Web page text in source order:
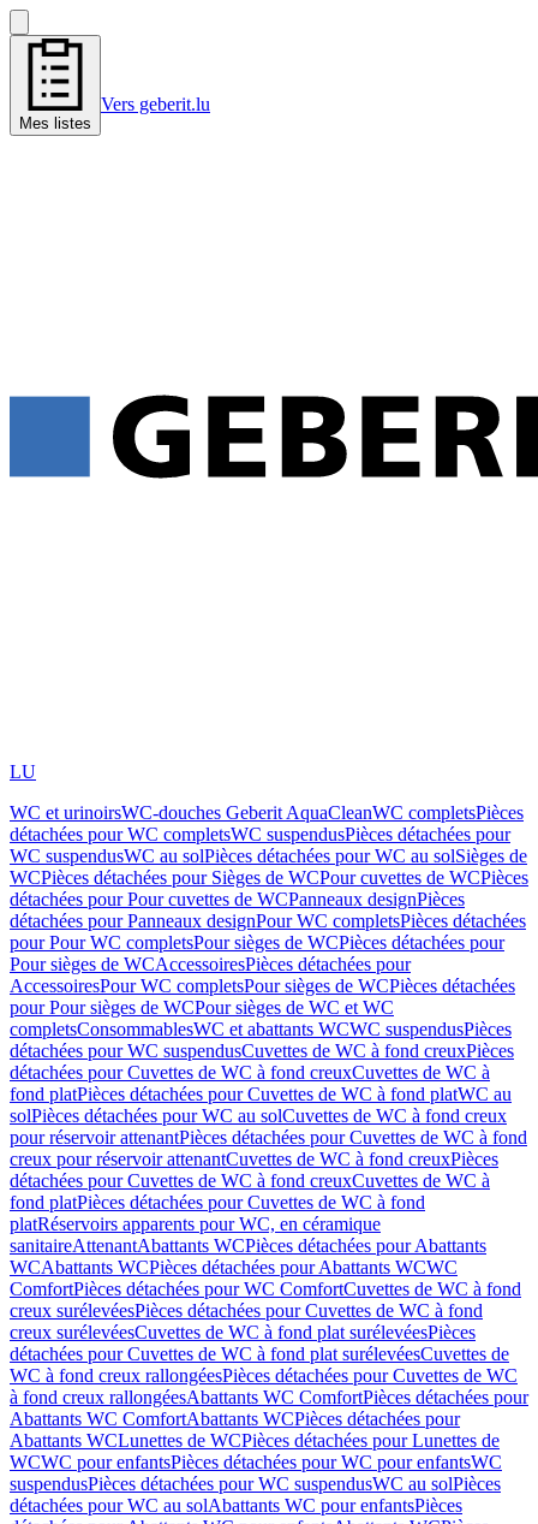
Mes listes
Vers geberit.lu
LU
WC et urinoirsWC-douches Geberit AquaCleanWC completsPièces
détachées pour WC completsWC suspendusPièces détachées pour
WC suspendusWC au solPièces détachées pour WC au solSièges de
WCPièces détachées pour Sièges de WCPour cuvettes de WCPièces
détachées pour Pour cuvettes de WCPanneaux designPièces
détachées pour Panneaux designPour WC completsPièces détachées
pour Pour WC completsPour sièges de WCPièces détachées pour
Pour sièges de WCAccessoiresPièces détachées pour
AccessoiresPour WC completsPour sièges de WCPièces détachées
pour Pour sièges de WCPour sièges de WC et WC
completsConsommablesWC et abattants WCWC suspendusPièces
détachées pour WC suspendusCuvettes de WC à fond creuxPièces
détachées pour Cuvettes de WC à fond creuxCuvettes de WC à
fond platPièces détachées pour Cuvettes de WC à fond platWC au
solPièces détachées pour WC au solCuvettes de WC à fond creux
pour réservoir attenantPièces détachées pour Cuvettes de WC à fond
creux pour réservoir attenantCuvettes de WC à fond creuxPièces
détachées pour Cuvettes de WC à fond creuxCuvettes de WC à
fond platPièces détachées pour Cuvettes de WC à fond
platRéservoirs apparents pour WC, en céramique
sanitaireAttenantAbattants WCPièces détachées pour Abattants
WCAbattants WCPièces détachées pour Abattants WCWC
ComfortPièces détachées pour WC ComfortCuvettes de WC à fond
creux surélevéesPièces détachées pour Cuvettes de WC à fond
creux surélevéesCuvettes de WC à fond plat surélevéesPièces
détachées pour Cuvettes de WC à fond plat surélevéesCuvettes de
WC à fond creux rallongéesPièces détachées pour Cuvettes de WC
à fond creux rallongéesAbattants WC ComfortPièces détachées pour
Abattants WC ComfortAbattants WCPièces détachées pour
Abattants WCLunettes de WCPièces détachées pour Lunettes de
WCWC pour enfantsPièces détachées pour WC pour enfantsWC
suspendusPièces détachées pour WC suspendusWC au solPièces
détachées pour WC au solAbattants WC pour enfantsPièces